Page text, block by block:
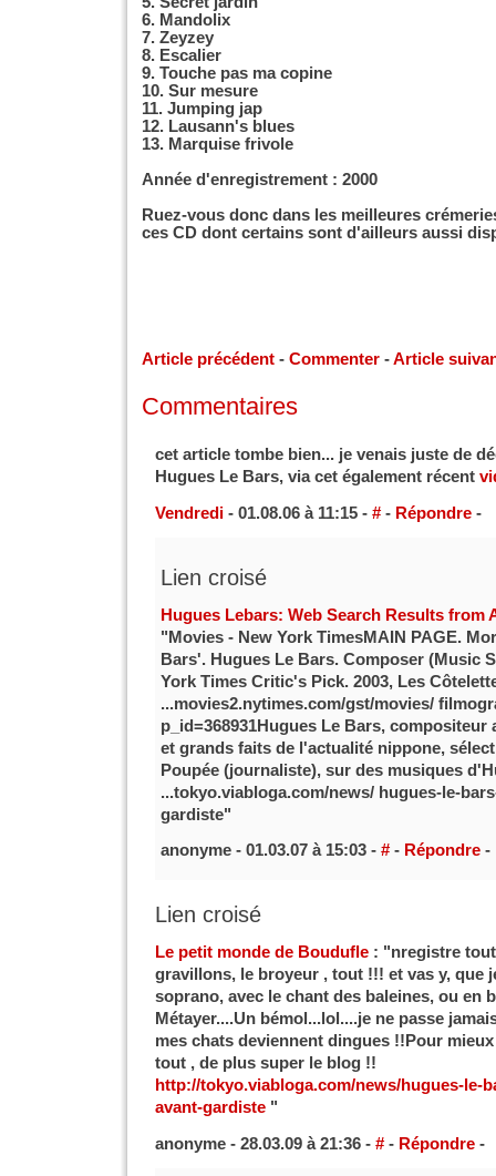
6. Mandolix
7. Zeyzey
8. Escalier
9. Touche pas ma copine
10. Sur mesure
11. Jumping jap
12. Lausann's blues
13. Marquise frivole
Année d'enregistrement : 2000
Ruez-vous donc dans les meilleures
ces CD dont certains sont d'ailleurs aussi
Article précédent- Commenter-Article
Commentaires
cet article tombe bien... je venais juste de
Hugues Le Bars, via cet également récent
Vendredi- 01.08.06 à 11:15 - #- Répondre-
Lien croisé
Hugues Lebars: Web Search Results from
"Movies - New York TimesMAIN PAGE.
Bars'. Hugues Le Bars. Composer (Music
York Times Critic's Pick. 2003, Les
...movies2.nytimes.com/gst/movies/
p_id=368931Hugues Le Bars, compositeur
et grands faits de l'actualité nippone,
Poupée (journaliste), sur des musiques
...tokyo.viabloga.com/news/ hugues-le-
gardiste"
anonyme - 01.03.07 à 15:03 - #- Répondre-
Lien croisé
Le petit monde de Boudufle: "nregistre
gravillons, le broyeur , tout !!! et vas y, que
soprano, avec le chant des baleines, ou en
Métayer....Un bémol...lol....je ne passe
mes chats deviennent dingues !!Pour
tout , de plus super le blog !!
http://tokyo.viabloga.com/news/hugues-le-
avant-gardiste"
anonyme - 28.03.09 à 21:36 - #- Répondre-